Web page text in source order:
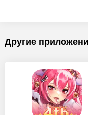
Другие